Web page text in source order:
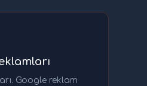
Google reklam